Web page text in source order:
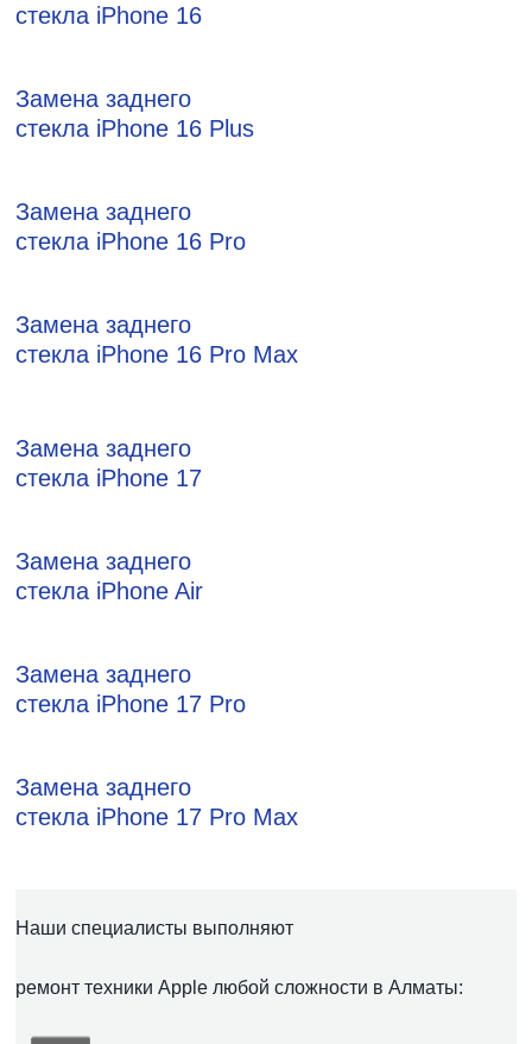
стекла iPhone 16
Замена заднего
стекла iPhone 16 Plus
Замена заднего
стекла iPhone 16 Pro
Замена заднего
стекла iPhone 16 Pro Max
Замена заднего
стекла iPhone 17
Замена заднего
стекла iPhone Air
Замена заднего
стекла iPhone 17 Pro
Замена заднего
стекла iPhone 17 Pro Max
Наши специалисты выполняют
ремонт техники Apple любой сложности в Алматы: